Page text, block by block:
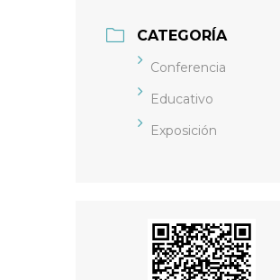
CATEGORÍA
Conferencia
Educativo
Exposición